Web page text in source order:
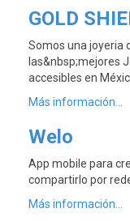
GOLD
Somos una joyeria
las&nbsp;mejores
accesibles en
Más información...
Welo
App mobile para
compartirlo por
Más información...